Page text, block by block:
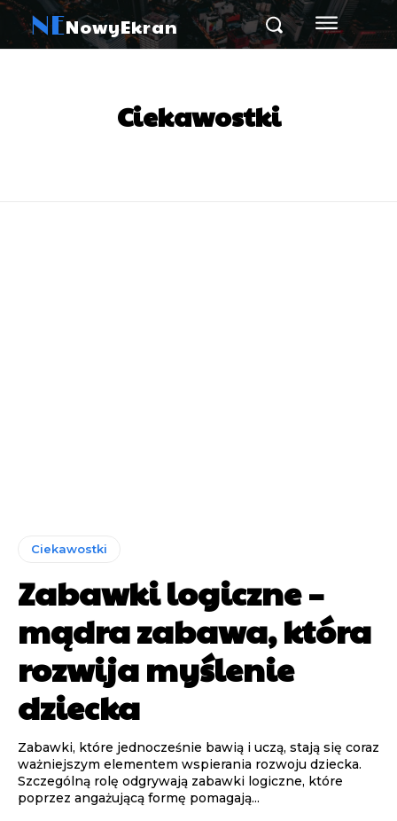
NENowyEkran
Ciekawostki
Ciekawostki
Zabawki logiczne –
mądra zabawa, która
rozwija myślenie
dziecka
Zabawki, które jednocześnie bawią i uczą, stają się coraz
ważniejszym elementem wspierania rozwoju dziecka.
Szczególną rolę odgrywają zabawki logiczne, które
poprzez angażującą formę pomagają...